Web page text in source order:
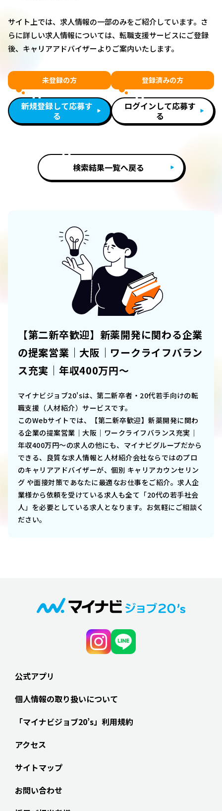
サイト上では、求人情報の一部のみをご紹介しています。さ
らに詳しい求人情報については、転職支援サービスにご登録
後、キャリアアドバイザーよりご案内いたします。
未登録の方
新規登録して応募す
る
登録済みの方
ログインして応募す
る
検索結果一覧へ戻る
【第二新卒歓迎】新薬開発に関わる企業
の提案営業｜大阪｜ワークライフバラン
ス充実｜年収400万円～
マイナビジョブ20'sは、第二新卒者・20代若手向けの転
職支援（人材紹介）サービスです。
このWebサイトでは、
【第二新卒歓迎】新薬開発に関わ
る企業の提案営業｜大阪｜ワークライフバランス充実｜
年収400万円～の求人の他にも、マイナビグループだから
できる、良質な求人情報と人材紹介会社ならではのプロ
のキャリアアドバイザーが、個別 キャリアカウンセリン
グ や面接対策であなたに最適なお仕事をご紹介。求人企
業様から依頼を受けている求人も全て「20代の若手社会
人」を必要としている求人となります。お気軽にご相談く
ださい。
公式アプリ
個人情報の取り扱いについて
「マイナビジョブ20’s」利用規約
アクセス
サイトマップ
お問い合わせ